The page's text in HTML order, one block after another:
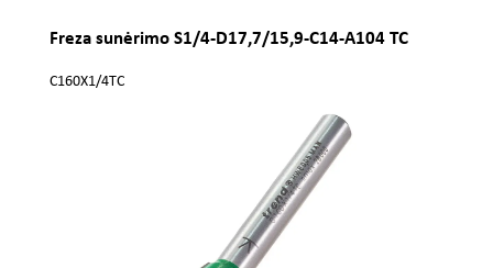
Freza sunėrimo S1/4-D17,7/15,9-C14-A104 TC
C160X1/4TC